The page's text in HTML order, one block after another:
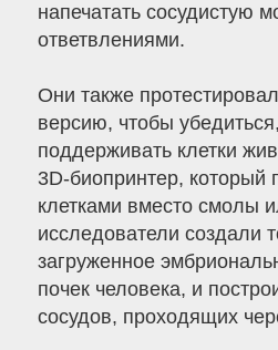
напечатать сосудистую
ответвлениями.
Они также
версию, чтобы
поддерживать клетки
3D-биопринтер, который
клетками вместо смолы
исследователи создали
загруженное
почек человека, и
сосудов, проходящих